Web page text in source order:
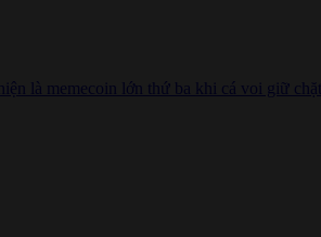
là memecoin lớn thứ ba khi cá voi giữ chặt